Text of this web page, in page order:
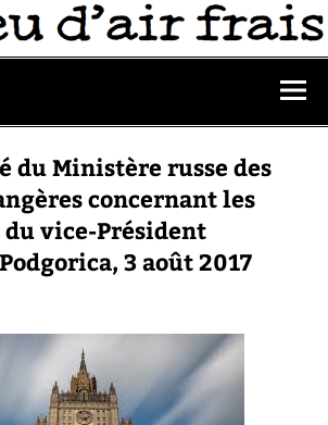
du Ministère russe des
concernant les
vice-Président
3 août 2017